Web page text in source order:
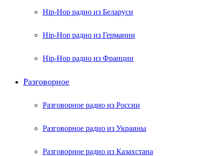
Hip-Hop радио из Беларуси
Hip-Hop радио из Германии
Hip-Hop радио из Франции
Разговорное
Разговорное радио из России
Разговорное радио из Украины
Разговорное радио из Казахстана